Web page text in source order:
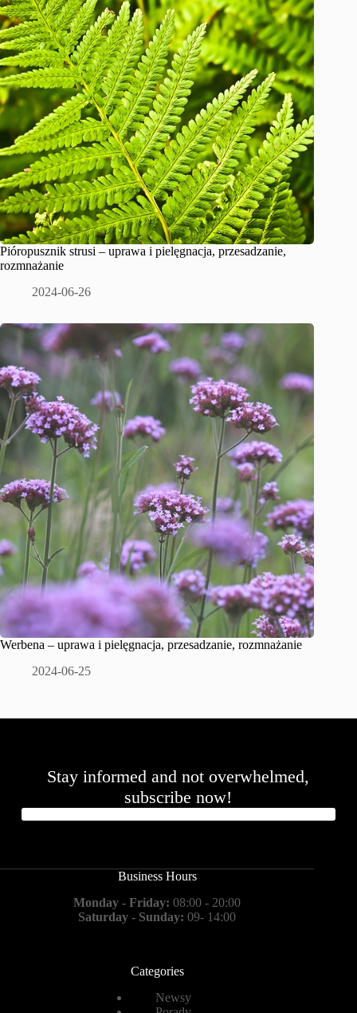
Pióropusznik strusi – uprawa i pielęgnacja, przesadzanie,
rozmnażanie
2024-06-26
Werbena – uprawa i pielęgnacja, przesadzanie, rozmnażanie
2024-06-25
Stay informed and not overwhelmed,
subscribe now!
Business Hours
Monday - Friday: 08:00 - 20:00
Saturday - Sunday: 09- 14:00
Categories
Newsy